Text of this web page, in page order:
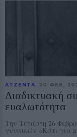
ΑΤΖΕΝΤΑ 20 ΦΕΒ,
Διαδικτυακή
ευαλωτότητα
Την Τετάρτη 26
γυναικών «Κάτι για